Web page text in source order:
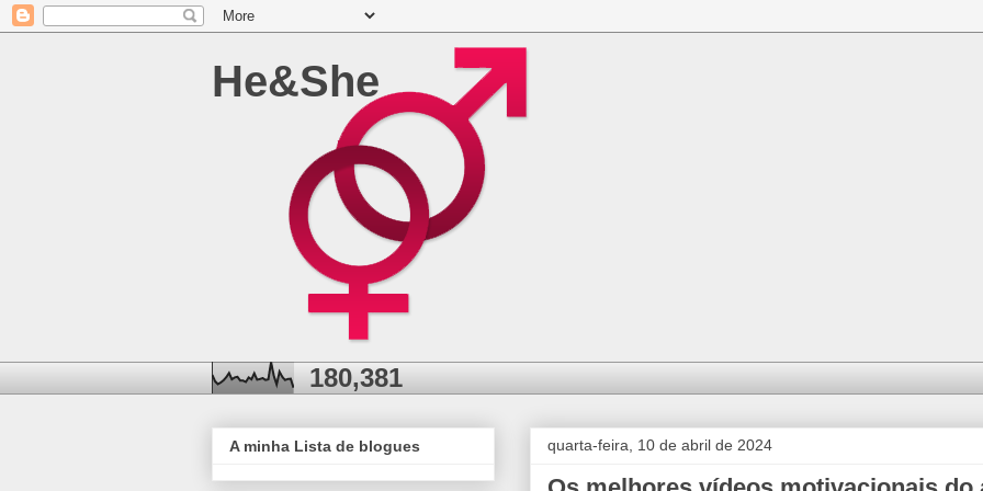
He&She
180,381
quarta-feira, 10 de abril de 2024
A minha Lista de blogues